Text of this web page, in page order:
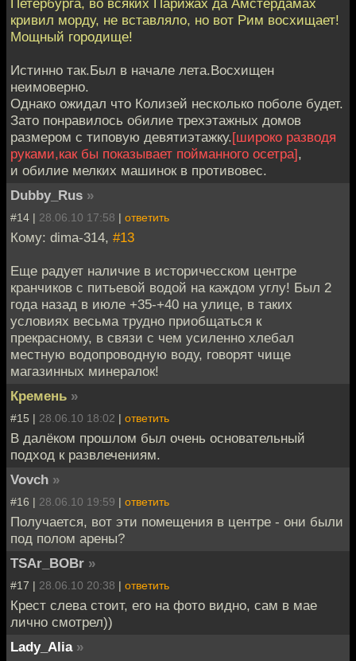
кривил морду, не вставляло, но вот Рим восхищает!
Мощный городище!
Истинно так.Был в начале лета.Восхищен
неимоверно.
Однако ожидал что Колизей несколько поболе будет.
Зато понравилось обилие трехэтажных домов
размером с типовую девятиэтажку.[широко разводя
руками,как бы показывает пойманного осетра],
и обилие мелких машинок в противовес.
Dubby_Rus »
#14 | 28.06.10 17:58 | ответить
Кому: dima-314, #13
Еще радует наличие в историчесском центре
кранчиков с питьевой водой на каждом углу! Был 2
года назад в июле +35-+40 на улице, в таких
условиях весьма трудно приобщаться к
прекрасному, в связи с чем усиленно хлебал
местную водопроводную воду, говорят чище
магазинных минералок!
Кремень »
#15 | 28.06.10 18:02 | ответить
В далёком прошлом был очень основательный
подход к развлечениям.
Vovch »
#16 | 28.06.10 19:59 | ответить
Получается, вот эти помещения в центре - они были
под полом арены?
TSAr_BOBr »
#17 | 28.06.10 20:38 | ответить
Крест слева стоит, его на фото видно, сам в мае
лично смотрел))
Lady_Alia »